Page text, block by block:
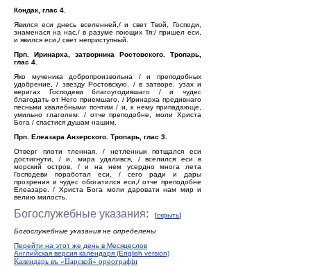
Кондак, глас 4.
Явился еси днесь вселенней,/ и свет Твой, Господи,
знаменася на нас,/ в разуме поющих Тя:/ пришел еси,
и явился еси,/ свет неприступный.
Прп. Иринарха, затворника Ростовского. Тропарь,
глас 4.
Яко мученика добропроизвольна / и преподобных
удобрение, / звезду Ростовскую, / в затворе, узах и
веригах Господеви благоугодившаго / и чудес
благодать от Него приемшаго, / Иринарха предивнаго
песньми хвалебными почтим / и, к нему припадающе,
умильно глаголем: / отче преподобне, моли Христа
Бога / спастися душам нашим.
Прп. Елеазара Анзерского. Тропарь, глас 3.
Отверг плоти тленная, / нетленных потщался еси
достигнути, / и, мира удалився, / вселился еси в
морский остров, / и на нем усердно многа лета
Господеви поработал еси, / сего ради и дары
прозрения и чудес обогатился еси,/ отче преподобне
Елеазаре. / Христа Бога моли даровати нам мир и
велию милость.
Богослужебные указания: [скрыть]
Богослужебные указания не определены
Перейти на этот же день в Месяцеслов
Английская версия календаря (English version)
Календарь въ «Царской» орѳографiи